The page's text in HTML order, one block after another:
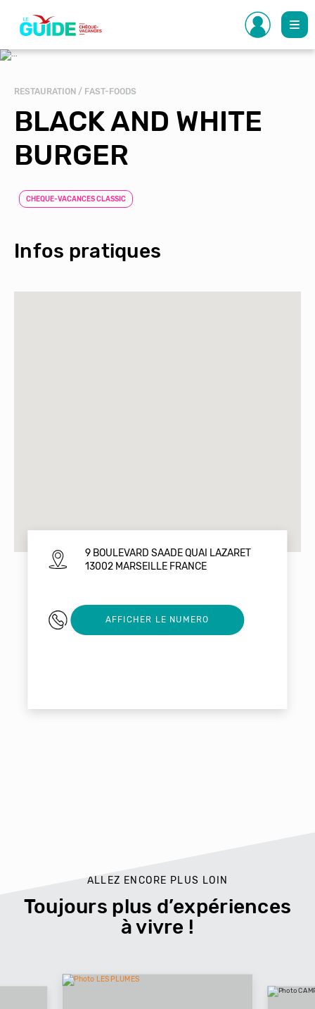
contenu
principal
RESTAURATION / FAST-FOODS
BLACK AND WHITE
BURGER
CHEQUE-VACANCES CLASSIC
Infos pratiques
9 BOULEVARD SAADE QUAI LAZARET
13002 MARSEILLE FRANCE
+33783434752
AFFICHER LE NUMERO
ALLEZ ENCORE PLUS LOIN
Toujours plus d’expériences
à vivre !